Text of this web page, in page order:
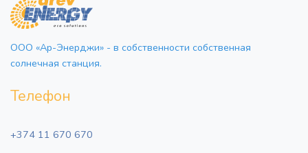
ООО «Ар-Энерджи» - в собственности собственная
солнечная станция.
Телефон
+374 11 670 670